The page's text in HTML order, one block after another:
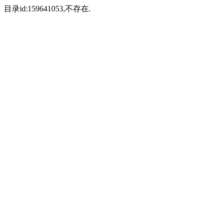
目录id:159641053,不存在.